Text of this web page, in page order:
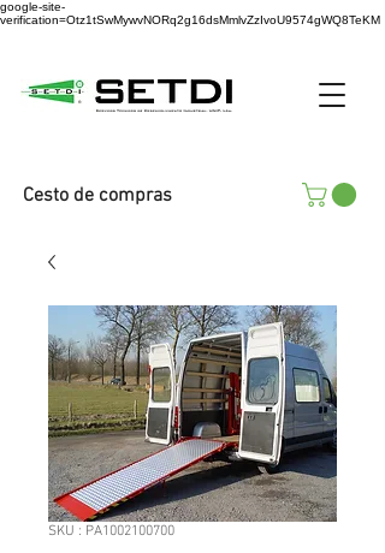
google-site-
verification=Otz1tSwMywvNORq2g16dsMmlvZzIvoU9574gWQ8TeKM
Cesto de compras
SKU : PA1002100700